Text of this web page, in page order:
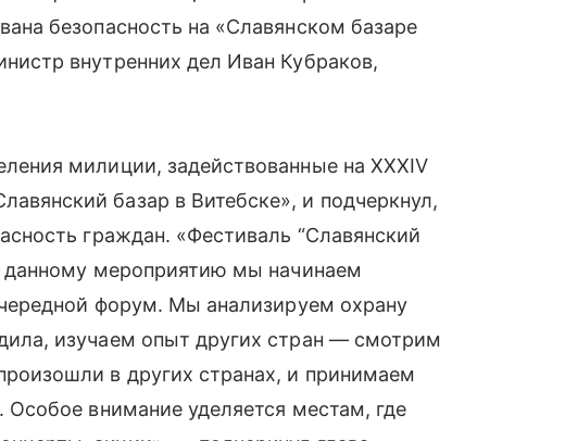
безопасность на «Славянском базаре
внутренних дел Иван Кубраков,
милиции, задействованные на XXXIV
базар в Витебске», и подчеркнул,
граждан. «Фестиваль “Славянский
данному мероприятию мы начинаем
форум. Мы анализируем охрану
изучаем опыт других стран — смотрим
в других странах, и принимаем
внимание уделяется местам, где